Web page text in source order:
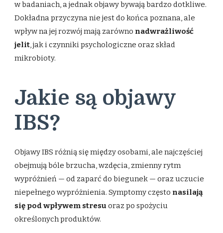
w badaniach, a jednak objawy bywają bardzo dotkliwe.
Dokładna przyczyna nie jest do końca poznana, ale
wpływ na jej rozwój mają zarówno nadwrażliwość
jelit , jak i czynniki psychologiczne oraz skład
mikrobioty.
Jakie są objawy
IBS?
Objawy IBS różnią się między osobami, ale najczęściej
obejmują bóle brzucha, wzdęcia, zmienny rytm
wypróżnień — od zaparć do biegunek — oraz uczucie
niepełnego wypróżnienia. Symptomy często nasilają
się pod wpływem stresu oraz po spożyciu
określonych produktów.